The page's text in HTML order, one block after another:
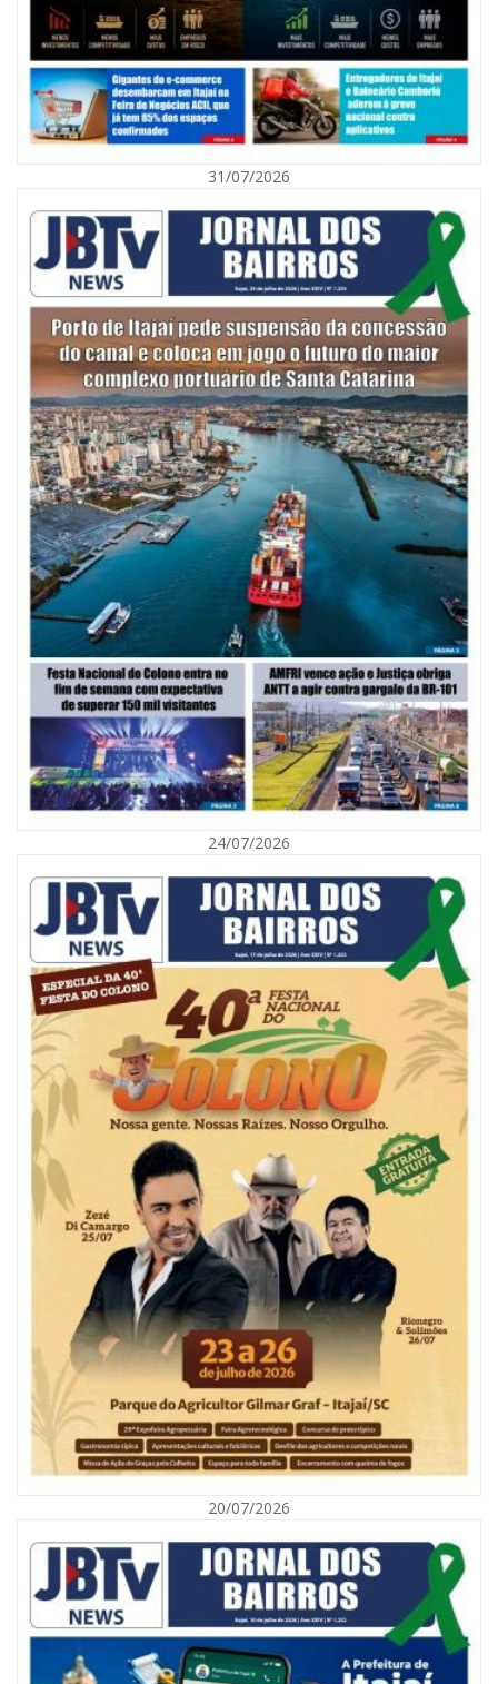
Defesa Civil de Itajaí alerta para chuva, ventos fortes e queda de
temperatura
ITAJAÍ
06/08/2026 | 10:02
Audiência pública debate Programa Municipal de Habitação de Interesse
Social em Itajaí
06/08/2026 | 10:04
Ação oferece testes rápidos para HIV, sífilis e hepatites nesta quinta (6) e
sexta-feira (7)
GERAL
31/07/2026
24/07/2026
20/07/2026